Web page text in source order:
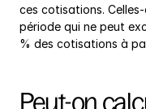
ces cotisations.
période qui ne peut
% des cotisations à
Peut-on